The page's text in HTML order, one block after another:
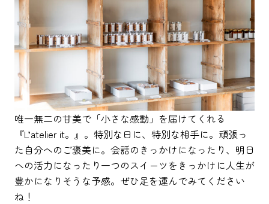
唯一無二の甘美で「小さな感動」を届けてくれる
『L’atelier it。』。特別な日に、特別な相手に。頑張っ
た自分へのご褒美に。会話のきっかけになったり、明日
への活力になったり一つのスイーツをきっかけに人生が
豊かになりそうな予感。ぜひ足を運んでみてください
ね！